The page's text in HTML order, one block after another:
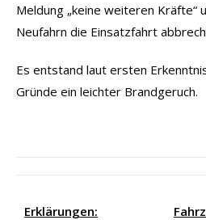
Meldung „keine weiteren Kräfte“
Neufahrn die Einsatzfahrt
Es entstand laut ersten
Gründe ein leichter Brandgeruch.
Erklärungen: